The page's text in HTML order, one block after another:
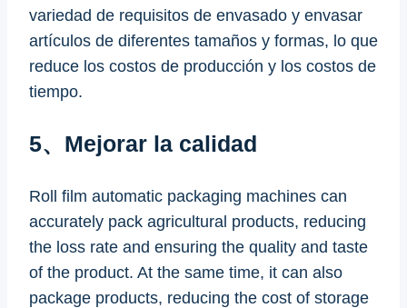
variedad de requisitos de envasado y envasar
artículos de diferentes tamaños y formas, lo que
reduce los costos de producción y los costos de
tiempo.
5、Mejorar la calidad
Roll film automatic packaging machines can
accurately pack agricultural products, reducing
the loss rate and ensuring the quality and taste
of the product. At the same time, it can also
package products, reducing the cost of storage